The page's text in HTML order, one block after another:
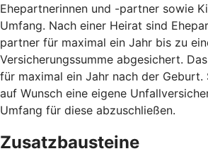
Ehepartnerinnen und -partner sowie
Umfang. Nach einer Heirat sind
partner für maximal ein Jahr bis zu
Versicherungssumme abgesichert.
für maximal ein Jahr nach der Geburt.
auf Wunsch eine eigene
Umfang für diese abzuschließen.
Zusatzbausteine